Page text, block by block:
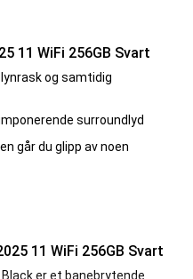
11 WiFi 256GB Svart
og samtidig
surroundlyd
går du glipp av noen
11 WiFi 256GB Svart
Black er et banebrytende